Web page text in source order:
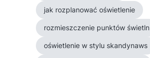
jak rozplanować oświetlenie
rozmieszczenie punktów świetln
oświetlenie w stylu skandynaws